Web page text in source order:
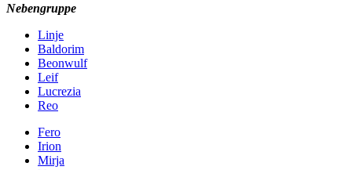
Nebengruppe
Linje
Baldorim
Beonwulf
Leif
Lucrezia
Reo
Fero
Irion
Mirja